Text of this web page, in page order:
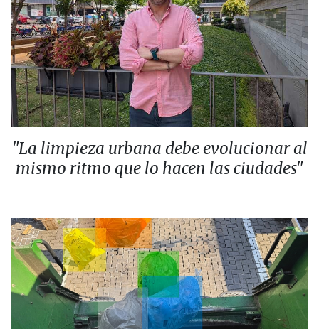
"La limpieza urbana debe evolucionar al
mismo ritmo que lo hacen las ciudades"